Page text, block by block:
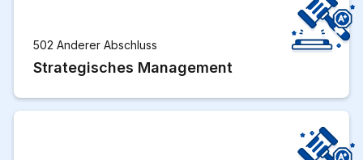
502 Anderer Abschluss
Strategisches Management